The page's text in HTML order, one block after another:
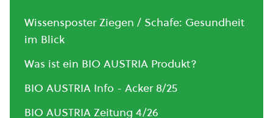
Wissensposter Ziegen / Schafe: Gesundheit
im Blick
Was ist ein BIO AUSTRIA Produkt?
BIO AUSTRIA Info - Acker 8/25
BIO AUSTRIA Zeitung 4/26